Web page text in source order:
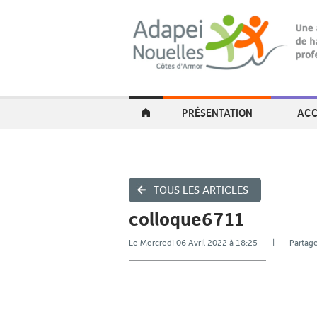
PRÉSENTATION
TOUS LES ARTICLES
colloque6711
Le Mercredi 06 Avril 2022 à 18:25 |